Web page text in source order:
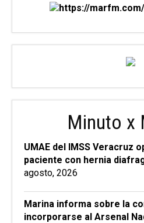
Minuto x
UMAE del IMSS Veracruz
paciente con hernia
agosto, 2026
Marina informa sobre la
incorporarse al Arsenal